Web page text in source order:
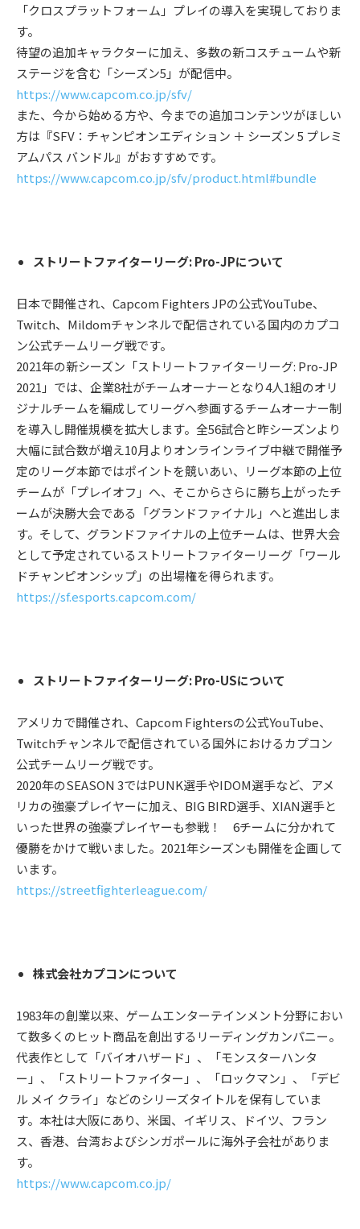
「クロスプラットフォーム」プレイの導⼊を実現しておりま
す。
待望の追加キャラクターに加え、多数の新コスチュームや新
ステージを含む「シーズン5」が配信中。
https://www.capcom.co.jp/sfv/
また、今から始める⽅や、今までの追加コンテンツがほしい
⽅は『SFV：チャンピオンエディション ＋ シーズン 5 プレミ
アムパス バンドル』がおすすめです。
https://www.capcom.co.jp/sfv/product.html#bundle
ストリートファイターリーグ: Pro-JPについて
⽇本で開催され、Capcom Fighters JPの公式YouTube、
Twitch、Mildomチャンネルで配信されている国内のカプコ
ン公式チームリーグ戦です。
2021年の新シーズン「ストリートファイターリーグ: Pro-JP
2021」では、企業8社がチームオーナーとなり4人1組のオリ
ジナルチームを編成してリーグへ参画するチームオーナー制
を導入し開催規模を拡大します。全56試合と昨シーズンより
大幅に試合数が増え10月よりオンラインライブ中継で開催予
定のリーグ本節ではポイントを競いあい、リーグ本節の上位
チームが「プレイオフ」へ、そこからさらに勝ち上がったチ
ームが決勝大会である「グランドファイナル」へと進出しま
す。そして、グランドファイナルの上位チームは、世界大会
として予定されているストリートファイターリーグ「ワール
ドチャンピオンシップ」の出場権を得られます。
https://sf.esports.capcom.com/
ストリートファイターリーグ: Pro-USについて
アメリカで開催され、Capcom Fightersの公式YouTube、
Twitchチャンネルで配信されている国外におけるカプコン
公式チームリーグ戦です。
2020年のSEASON 3ではPUNK選手やIDOM選手など、アメ
リカの強豪プレイヤーに加え、BIG BIRD選手、XIAN選手と
いった世界の強豪プレイヤーも参戦！ 6チームに分かれて
優勝をかけて戦いました。2021年シーズンも開催を企画して
います。
https://streetfighterleague.com/
株式会社カプコンについて
1983年の創業以来、ゲームエンターテインメント分野におい
て数多くのヒット商品を創出するリーディングカンパニー。
代表作として「バイオハザード」、「モンスターハンタ
ー」、「ストリートファイター」、「ロックマン」、「デビ
ル メイ クライ」などのシリーズタイトルを保有していま
す。本社は⼤阪にあり、⽶国、イギリス、ドイツ、フラン
ス、⾹港、台湾およびシンガポールに海外⼦会社がありま
す。
https://www.capcom.co.jp/